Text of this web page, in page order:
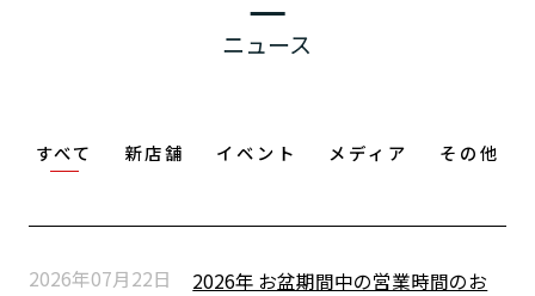
ニュース
すべて 新店舗 イベント メディア その他
2026年07月22日
2026年 お盆期間中の営業時間のお